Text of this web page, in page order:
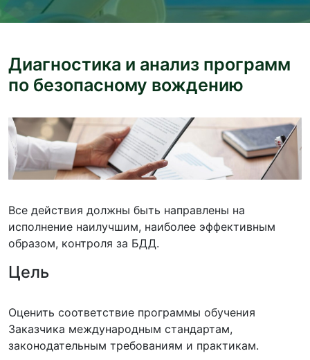
Диагностика и анализ программ
по безопасному вождению
Все действия должны быть направлены на
исполнение наилучшим, наиболее эффективным
образом, контроля за БДД.
Цель
Оценить соответствие программы обучения
Заказчика международным стандартам,
законодательным требованиям и практикам.